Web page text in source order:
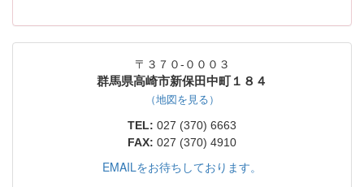
〒３７０-０００３
群馬県高崎市新保田中町１８４
（地図を見る）
TEL: 027 (370) 6663
FAX: 027 (370) 4910
EMAILをお待ちしております。